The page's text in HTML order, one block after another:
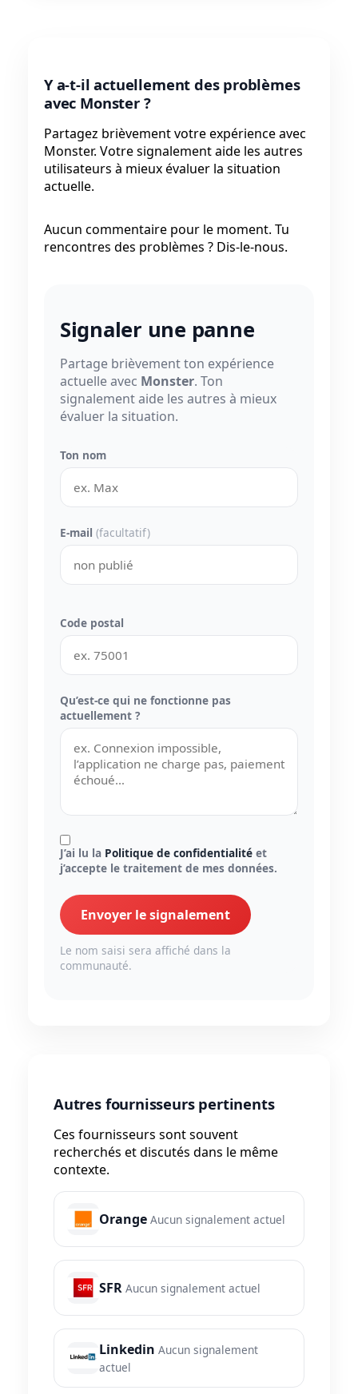
Y a-t-il actuellement des problèmes
avec Monster ?
Partagez brièvement votre expérience avec
Monster. Votre signalement aide les autres
utilisateurs à mieux évaluer la situation
actuelle.
Aucun commentaire pour le moment. Tu
rencontres des problèmes ? Dis-le-nous.
Signaler une panne
Partage brièvement ton expérience
actuelle avec Monster. Ton
signalement aide les autres à mieux
évaluer la situation.
Ton nom
E-mail (facultatif)
Code postal
Qu’est-ce qui ne fonctionne pas
actuellement ?
J’ai lu la Politique de confidentialité et
j’accepte le traitement de mes données.
Envoyer le signalement
Le nom saisi sera affiché dans la
communauté.
Autres fournisseurs pertinents
Ces fournisseurs sont souvent
recherchés et discutés dans le même
contexte.
Orange Aucun signalement actuel
SFR Aucun signalement actuel
Linkedin Aucun signalement
actuel